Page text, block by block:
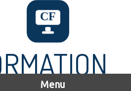
Menu